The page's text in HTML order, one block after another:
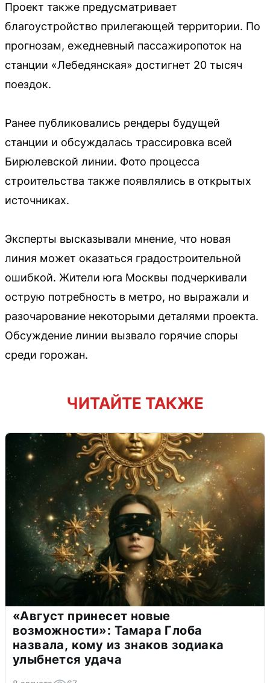
Проект также предусматривает
благоустройство прилегающей территории. По
прогнозам, ежедневный пассажиропоток на
станции «Лебедянская» достигнет 20 тысяч
поездок.
Ранее публиковались рендеры будущей
станции и обсуждалась трассировка всей
Бирюлевской линии. Фото процесса
строительства также появлялись в открытых
источниках.
Эксперты высказывали мнение, что новая
линия может оказаться градостроительной
ошибкой. Жители юга Москвы подчеркивали
острую потребность в метро, но выражали и
разочарование некоторыми деталями проекта.
Обсуждение линии вызвало горячие споры
среди горожан.
ЧИТАЙТЕ ТАКЖЕ
«Август принесет новые
возможности»: Тамара Глоба
назвала, кому из знаков зодиака
улыбнется удача